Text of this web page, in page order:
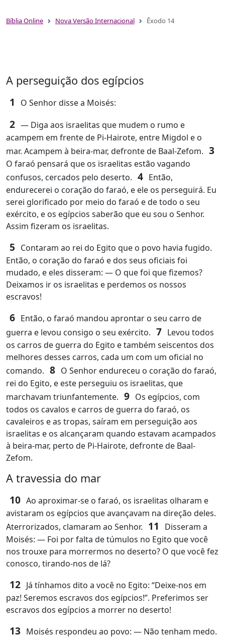
Bíblia Online Nova Versão Internacional Êxodo 14
A perseguição dos egípcios
1 O Senhor disse a Moisés:
2 ― Diga aos israelitas que mudem o rumo e
acampem em frente de Pi-Hairote, entre Migdol e o
mar. Acampem à beira-mar, defronte de Baal-Zefom. 3
O faraó pensará que os israelitas estão vagando
confusos, cercados pelo deserto. 4 Então,
endurecerei o coração do faraó, e ele os perseguirá. Eu
serei glorificado por meio do faraó e de todo o seu
exército, e os egípcios saberão que eu sou o Senhor.
Assim fizeram os israelitas.
5 Contaram ao rei do Egito que o povo havia fugido.
Então, o coração do faraó e dos seus oficiais foi
mudado, e eles disseram: ― O que foi que fizemos?
Deixamos ir os israelitas e perdemos os nossos
escravos!
6 Então, o faraó mandou aprontar o seu carro de
guerra e levou consigo o seu exército. 7 Levou todos
os carros de guerra do Egito e também seiscentos dos
melhores desses carros, cada um com um oficial no
comando. 8 O Senhor endureceu o coração do faraó,
rei do Egito, e este perseguiu os israelitas, que
marchavam triunfantemente. 9 Os egípcios, com
todos os cavalos e carros de guerra do faraó, os
cavaleiros e as tropas, saíram em perseguição aos
israelitas e os alcançaram quando estavam acampados
à beira-mar, perto de Pi-Hairote, defronte de Baal-
Zefom.
A travessia do mar
10 Ao aproximar‑se o faraó, os israelitas olharam e
avistaram os egípcios que avançavam na direção deles.
Aterrorizados, clamaram ao Senhor. 11
Disseram a
Moisés: ― Foi por falta de túmulos no Egito que você
nos trouxe para morrermos no deserto? O que você fez
conosco, tirando‑nos de lá?
12 Já tínhamos dito a você no Egito: “Deixe‑nos em
paz! Seremos escravos dos egípcios!”. Preferimos ser
escravos dos egípcios a morrer no deserto!
13 Moisés respondeu ao povo: ― Não tenham medo.